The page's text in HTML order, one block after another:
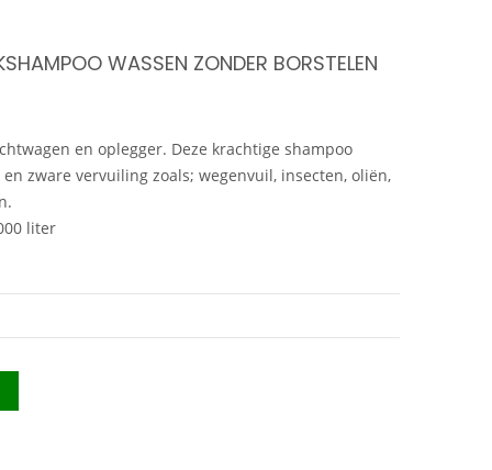
WASSEN ZONDER BORSTELEN
en oplegger. Deze krachtige shampoo
zware vervuiling zoals; wegenvuil, insecten, oliën,
liter